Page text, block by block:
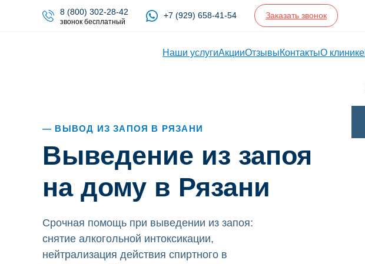
8 (800) 302-28-42
звонок бесплатный
+7 (929) 658-41-54 Заказать звонок
Наши услугиАкцииОтзывыКонтактыО клинике
ВЫВОД ИЗ ЗАПОЯ В РЯЗАНИ
Выведение из запоя
на дому в Рязани
Срочная помощь при выведении из запоя:
снятие алкогольной интоксикации,
нейтрализация действия спиртного в